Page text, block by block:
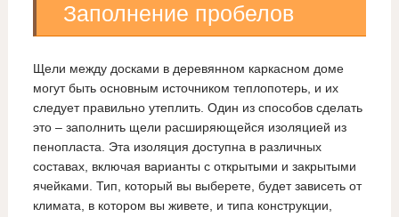
Заполнение пробелов
Щели между досками в деревянном каркасном доме
могут быть основным источником теплопотерь, и их
следует правильно утеплить. Один из способов сделать
это – заполнить щели расширяющейся изоляцией из
пенопласта. Эта изоляция доступна в различных
составах, включая варианты с открытыми и закрытыми
ячейками. Тип, который вы выберете, будет зависеть от
климата, в котором вы живете, и типа конструкции,